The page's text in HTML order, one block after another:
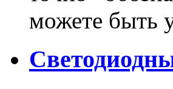
можете быть